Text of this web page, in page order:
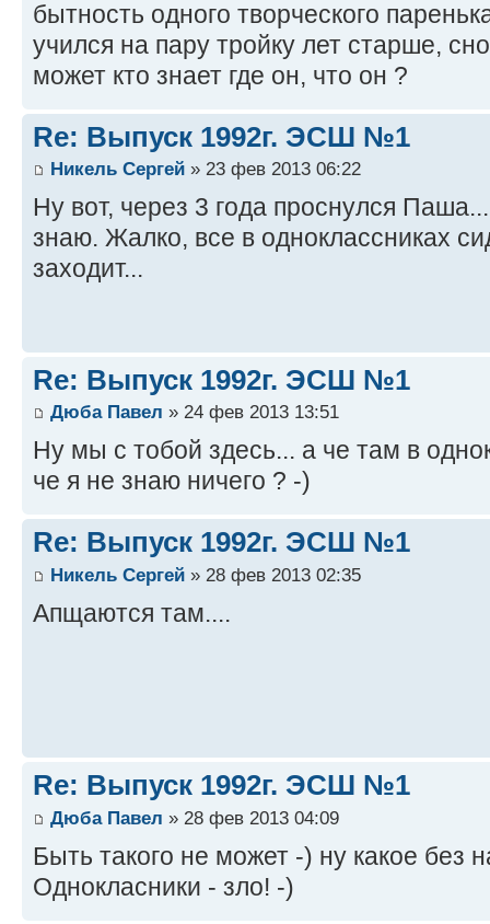
бытность одного творческого
учился на пару тройку лет старше,
может кто знает где он, что он ?
Re: Выпуск 1992г. ЭСШ №1
Никель Сергей » 23 фев 2013 06:22
Ну вот, через 3 года проснулся
знаю. Жалко, все в одноклассниках
заходит...
Re: Выпуск 1992г. ЭСШ №1
Дюба Павел » 24 фев 2013 13:51
Ну мы с тобой здесь... а че там в
че я не знаю ничего ? -)
Re: Выпуск 1992г. ЭСШ №1
Никель Сергей » 28 фев 2013 02:35
Апщаются там....
Re: Выпуск 1992г. ЭСШ №1
Дюба Павел » 28 фев 2013 04:09
Быть такого не может -) ну какое без
Однокласники - зло! -)